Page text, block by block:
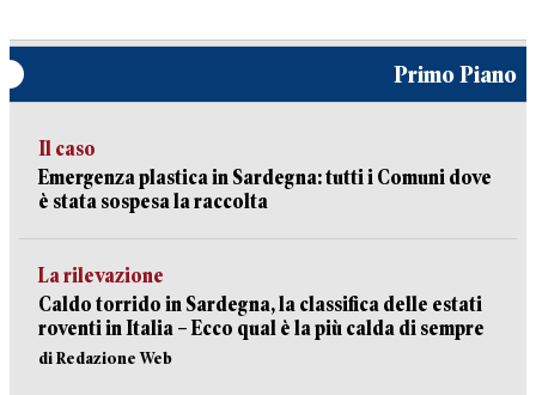
Primo Piano
Il caso
Emergenza plastica in Sardegna: tutti i Comuni dove
è stata sospesa la raccolta
La rilevazione
Caldo torrido in Sardegna, la classifica delle estati
roventi in Italia – Ecco qual è la più calda di sempre
di Redazione Web